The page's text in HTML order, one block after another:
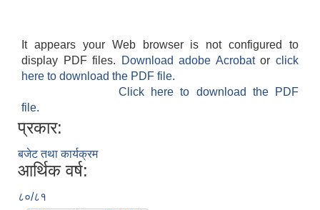
It appears your Web browser is not configured to
display PDF files.
Download adobe Acrobatorclick
here to download the PDF file.
Click here to download the PDF
file.
प्रकार:
बजेट तथा कार्यक्रम
आर्थिक वर्ष:
८०/८१